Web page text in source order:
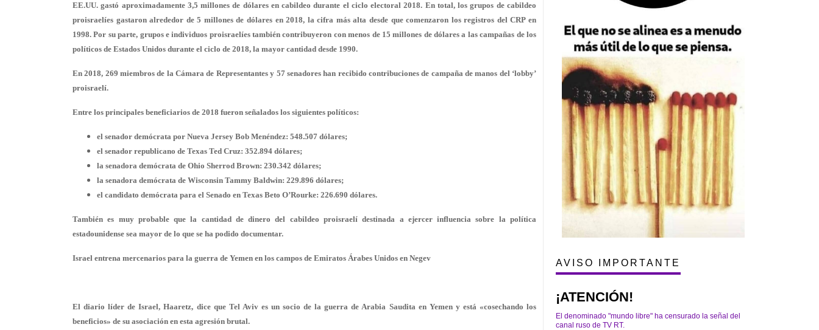
EE.UU. gastó aproximadamente 3,5 millones de dólares en cabildeo durante el ciclo electoral 2018. En total, los grupos de cabildeo
proisraelíes gastaron alrededor de 5 millones de dólares en 2018, la cifra más alta desde que comenzaron los registros del CRP en
1998. Por su parte, grupos e individuos proisraelíes también contribuyeron con menos de 15 millones de dólares a las campañas de los
políticos de Estados Unidos durante el ciclo de 2018, la mayor cantidad desde 1990.
En 2018, 269 miembros de la Cámara de Representantes y 57 senadoreshan recibido contribuciones de campaña de manos del ‘lobby’
proisraelí.
Entre los principales beneficiarios de 2018 fueron señalados los siguientes políticos:
el senador demócrata por Nueva Jersey Bob Menéndez: 548.507 dólares;
el senador republicano de Texas Ted Cruz: 352.894 dólares;
la senadora demócrata de Ohio Sherrod Brown: 230.342 dólares;
la senadora demócrata de Wisconsin Tammy Baldwin: 229.896 dólares;
el candidato demócrata para el Senado en Texas Beto O’Rourke: 226.690 dólares.
También es muy probable que la cantidad de dinero del cabildeo proisraelí destinada a ejercer influencia sobre la política
estadounidense sea mayor de lo que se ha podido documentar.
Israel entrena mercenarios para la guerra de Yemen en los campos de Emiratos Árabes Unidos en Negev
El diario líder de Israel, Haaretz, dice que Tel Aviv es un socio de la guerra de Arabia Saudita en Yemen y está «cosechando los
beneficios» de su asociación en esta agresión brutal.
AVISO IMPORTANTE
¡ATENCIÓN!
El denominado "mundo libre" ha censurado la señal del
canal ruso de TV RT.